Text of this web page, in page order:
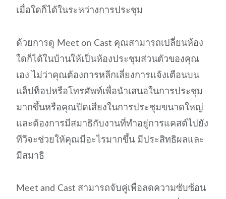
เมื่อใดก็ได้ในระหว่างการประชุม
ด้วยการดู Meet on Cast คุณสามารถเปลี่ยนห้อง
ใดก็ได้ในบ้านให้เป็นห้องประชุมส่วนตัวของคุณ
เอง ไม่ว่าคุณต้องการหลีกเลี่ยงการแจ้งเตือนบน
แล็ปท็อปหรือโทรศัพท์เพื่อนำเสนอในการประชุม
มากขึ้นหรือคุณปิดเสียงในการประชุมขนาดใหญ่
และต้องการมีสมาธิกับงานที่ทำอยู่การแคสต์ไปยัง
ทีวีจะช่วยให้คุณมีอะไรมากขึ้น มีประสิทธิผลและ
มีสมาธิ
Meet and Cast สามารถจับคู่เพื่อลดความซับซ้อน